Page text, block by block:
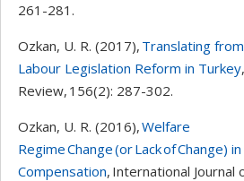
261-281.
Ozkan, U. R. (2017), Translating
Labour Legislation Reform in Turkey
Review, 156(2): 287-302.
Ozkan, U. R. (2016),Welfare
Regime Change (or Lack of Change)
Compensation, International Journal